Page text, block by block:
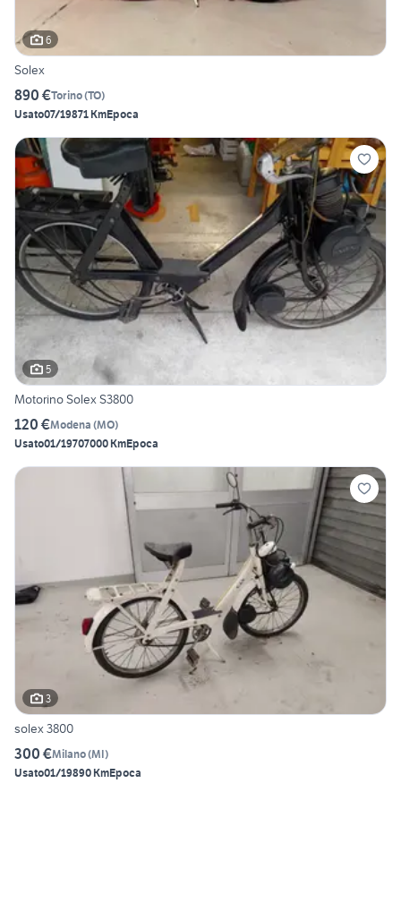
6
Solex
890 €Torino(TO)
Usato07/19871 KmEpoca
5
Motorino Solex S3800
120 €Modena (MO)
Usato01/19707000 KmEpoca
3
solex 3800
300 €Milano(MI)
Usato01/19890 KmEpoca